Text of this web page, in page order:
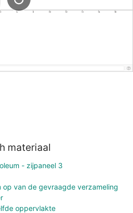
materiaal
- zijpaneel 3
op van de gevraagde verzameling
oppervlakte